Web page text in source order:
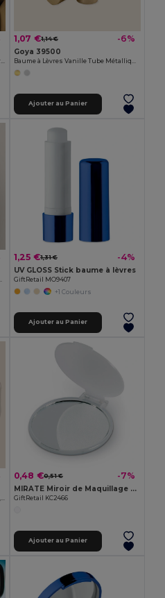
1,07 €1,14 € -6%
Goya 39500
Ajouter au Panier
1,25 €1,31 € -4%
UV GLOSS Stick baume à lèvres
GiftRetail MO9407
+1 Couleurs
Ajouter au Panier
0,48 €0,51 € -7%
MIRATE Miroir de Maquillage Compact Élégant
GiftRetail KC2466
Ajouter au Panier